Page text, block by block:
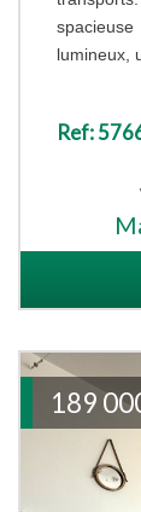
lumineux,
Ref:
189